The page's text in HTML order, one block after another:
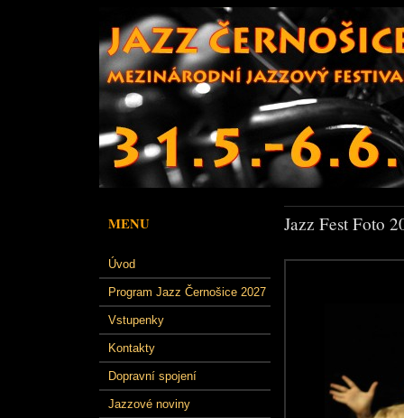
MENU
Úvod
Program Jazz Černošice 2027
Vstupenky
Kontakty
Dopravní spojení
Jazzové noviny
Jazz Fest Foto